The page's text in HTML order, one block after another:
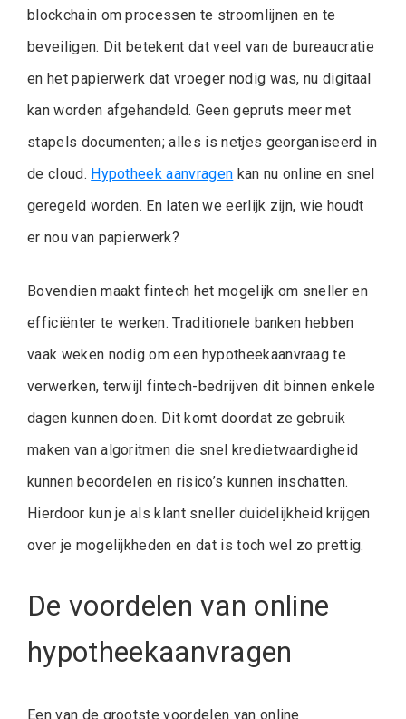
blockchain om processen te stroomlijnen en te
beveiligen. Dit betekent dat veel van de bureaucratie
en het papierwerk dat vroeger nodig was, nu digitaal
kan worden afgehandeld. Geen gepruts meer met
stapels documenten; alles is netjes georganiseerd in
de cloud. Hypotheek aanvragen kan nu online en snel
geregeld worden. En laten we eerlijk zijn, wie houdt
er nou van papierwerk?
Bovendien maakt fintech het mogelijk om sneller en
efficiënter te werken. Traditionele banken hebben
vaak weken nodig om een hypotheekaanvraag te
verwerken, terwijl fintech-bedrijven dit binnen enkele
dagen kunnen doen. Dit komt doordat ze gebruik
maken van algoritmen die snel kredietwaardigheid
kunnen beoordelen en risico’s kunnen inschatten.
Hierdoor kun je als klant sneller duidelijkheid krijgen
over je mogelijkheden en dat is toch wel zo prettig.
De voordelen van online
hypotheekaanvragen
Een van de grootste voordelen van online